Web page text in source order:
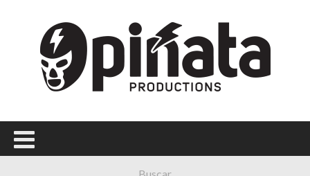
Menú Principal
PORTADA
CONCIERTOS
FESTIVALES